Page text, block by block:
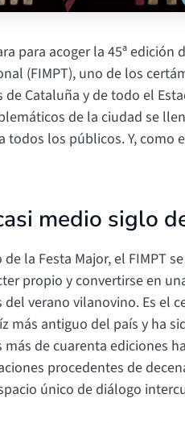
para acoger la 45ª edición
(FIMPT), uno de los
Cataluña y de todo el
de la ciudad se
todos los públicos. Y, como
medio siglo
la Festa Major, el FIMPT
propio y convertirse en
verano vilanovino. Es el
más antiguo del país y ha
de cuarenta ediciones
procedentes de
único de diálogo